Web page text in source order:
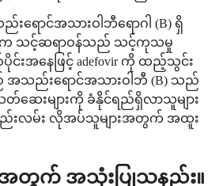
ောင်အသားဝါဘီရောဂါ (B) ရှိ
ါက သင့်ဆရာဝန်သည် သင့်ကုသမှု
အနေဖြင့် adefovir ကို ထည့်သွင်း
အသည်းရောင်အသားဝါဘီ (B) သည်
တ်ဆေးများကို ခံနိုင်ရည်ရှိလာသူများ
းလမ်း လိုအပ်သူများအတွက် အထူး
အတွက် အသုံးပြုသနည်း။